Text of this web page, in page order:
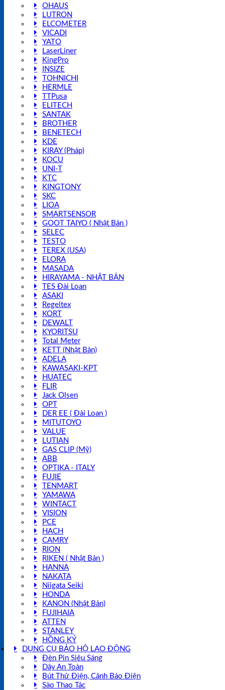
OHAUS
LUTRON
ELCOMETER
VICADI
YATO
LaserLiner
KingPro
INSIZE
TOHNICHI
HERMLE
TTPusa
ELITECH
SANTAK
BROTHER
BENETECH
KDE
KIRAY (Pháp)
KOCU
UNI-T
KTC
KINGTONY
SKC
LIOA
SMARTSENSOR
GOOT TAIYO ( Nhật Bản )
SELEC
TESTO
TEREX (USA)
ELORA
MASADA
HIRAYAMA - NHẬT BẢN
TES Đài Loan
ASAKI
Regeltex
KORT
DEWALT
KYORITSU
Total Meter
KETT (Nhật Bản)
ADELA
KAWASAKI-KPT
HUATEC
FLIR
Jack Olsen
OPT
DER EE ( Đài Loan )
MITUTOYO
VALUE
LUTIAN
GAS CLIP (Mỹ)
ABB
OPTIKA - ITALY
FUJIE
TENMART
YAMAWA
WINTACT
VISION
PCE
HACH
CAMRY
RION
RIKEN ( Nhật Bản )
HANNA
NAKATA
Niigata Seiki
HONDA
KANON (Nhật Bản)
FUJIHAIA
ATTEN
STANLEY
HỒNG KÝ
DỤNG CỤ BẢO HỘ LAO ĐỘNG
Đèn Pin Siêu Sáng
Dây An Toàn
Bút Thử Điện, Cảnh Báo Điện
Sào Thao Tác